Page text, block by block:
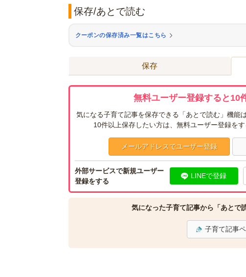
保存/あとで読む
クーポンの保存済み一覧はこちら
保存
無料ユーザー登録すると10
気になる子育て記事を保存できる「あとで読む」機能
10件以上保存したい方は、無料ユーザー登録を
メールアドレスでユーザー登録
外部サービスで新規ユーザー
登録をする
LINEで登録
気になった子育て記事から「あとで
子育て記事